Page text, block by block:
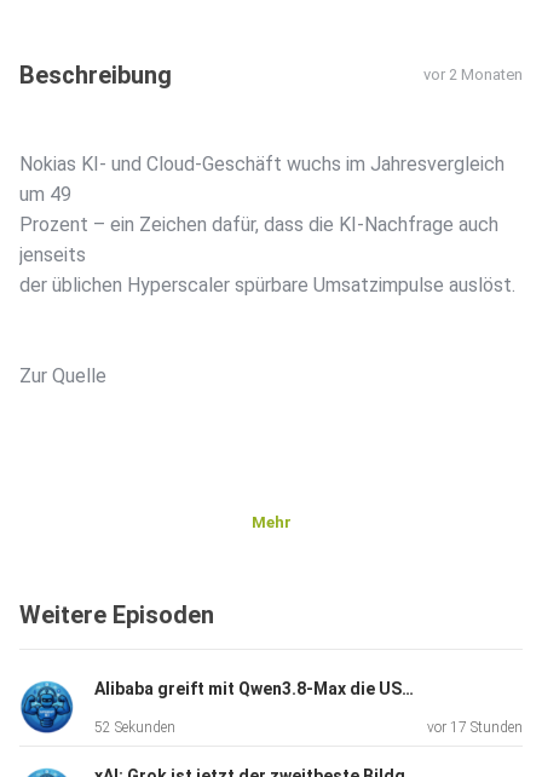
Beschreibung vor 2 Monaten
Nokias KI- und Cloud-Geschäft wuchs im Jahresvergleich
um 49
Prozent – ein Zeichen dafür, dass die KI-Nachfrage auch
jenseits
der üblichen Hyperscaler spürbare Umsatzimpulse auslöst.
Zur Quelle
Mehr
Weitere Episoden
Alibaba greift mit Qwen3.8-Max die US-Modelle an
52 Sekunden vor 17 Stunden